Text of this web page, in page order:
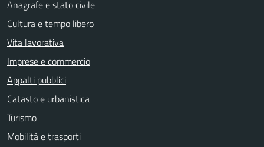
Anagrafe e stato civile
Cultura e tempo libero
Vita lavorativa
Imprese e commercio
Appalti pubblici
Catasto e urbanistica
Turismo
Mobilità e trasporti